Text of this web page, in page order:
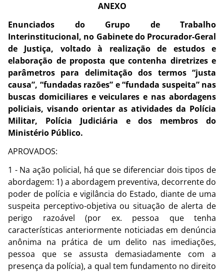
ANEXO
Enunciados do Grupo de Trabalho
Interinstitucional, no Gabinete do Procurador-Geral
de Justiça, voltado à realização de estudos e
elaboração de proposta que contenha diretrizes e
parâmetros para delimitação dos termos “justa
causa”, “fundadas razões” e “fundada suspeita” nas
buscas domiciliares e veiculares e nas abordagens
policiais, visando orientar as atividades da Polícia
Militar, Polícia Judiciária e dos membros do
Ministério Público.
APROVADOS:
1 - Na ação policial, há que se diferenciar dois tipos de
abordagem: 1) a abordagem preventiva, decorrente do
poder de polícia e vigilância do Estado, diante de uma
suspeita perceptivo-objetiva ou situação de alerta de
perigo razoável (por ex. pessoa que tenha
características anteriormente noticiadas em denúncia
anônima na prática de um delito nas imediações,
pessoa que se assusta demasiadamente com a
presença da polícia), a qual tem fundamento no direito